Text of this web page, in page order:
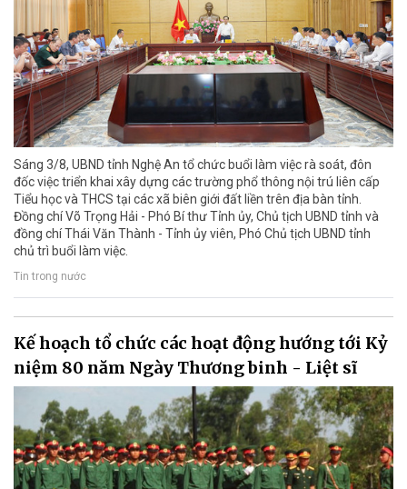
Sáng 3/8, UBND tỉnh Nghệ An tổ chức buổi làm việc rà soát, đôn
đốc việc triển khai xây dựng các trường phổ thông nội trú liên cấp
Tiểu học và THCS tại các xã biên giới đất liền trên địa bàn tỉnh.
Đồng chí Võ Trọng Hải - Phó Bí thư Tỉnh ủy, Chủ tịch UBND tỉnh và
đồng chí Thái Văn Thành - Tỉnh ủy viên, Phó Chủ tịch UBND tỉnh
chủ trì buổi làm việc.
Tin trong nước
Kế hoạch tổ chức các hoạt động hướng tới Kỷ
niệm 80 năm Ngày Thương binh - Liệt sĩ